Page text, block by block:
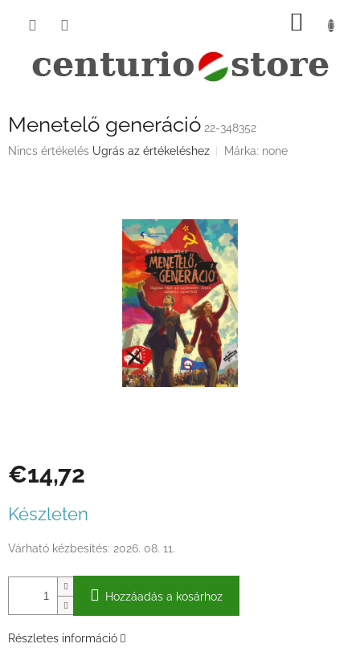
KOSÁR
Menetelő generáció 22-348352
A
Nincs értékelés Ugrás az értékeléshez Márka: none
€14,72
Készleten
Várható kézbesítés: 2026. 08. 11.
Hozzáadás a kosárhoz
Részletes információ